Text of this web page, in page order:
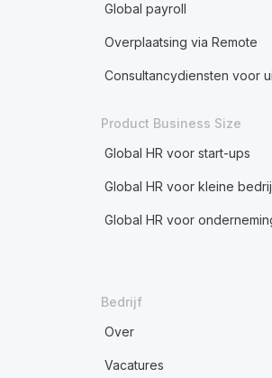
Global payroll
Overplaatsing via Remote
Consultancydiensten voor
Product Business Size
Global HR voor start-ups
Global HR voor kleine
Global HR voor
Bedrijf
Over
Vacatures